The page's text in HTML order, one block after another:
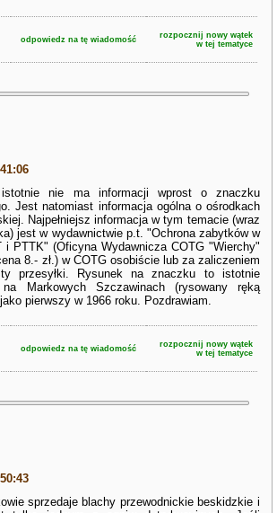
odpowiedz na tę wiadomość
rozpocznij nowy wątek
w tej tematyce
nie ma informacji wprost o znaczku
Jest natomiast informacja ogólna o ośrodkach
Najpełniejsz informacja w tym temacie (wraz
jest w wydawnictwie p.t. "Ochrona zabytków w
i PTTK" (Oficyna Wydawnicza COTG "Wierchy"
8.- zł.) w COTG osobiście lub za zaliczeniem
przesyłki. Rysunek na znaczku to istotnie
Markowych Szczawinach (rysowany ręką
pierwszy w 1966 roku. Pozdrawiam.
odpowiedz na tę wiadomość
rozpocznij nowy wątek
w tej tematyce
sprzedaje blachy przewodnickie beskidzkie i